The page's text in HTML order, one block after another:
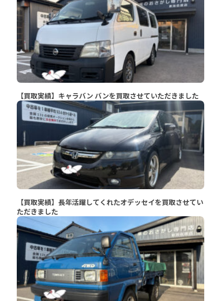
【買取実績】キャラバン バンを買取させていただきました
【買取実績】長年活躍してくれたオデッセイを買取させてい
ただきました